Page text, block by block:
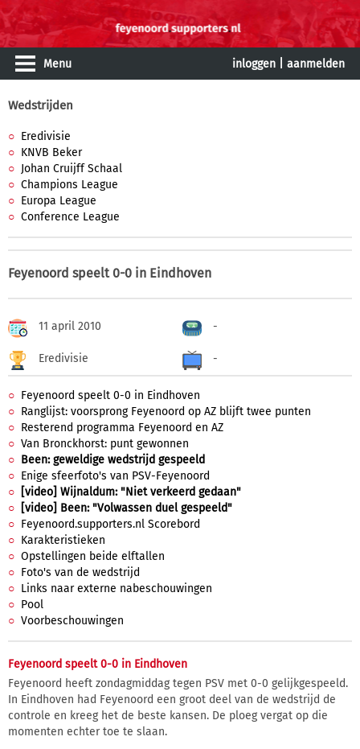
Menu inloggen aanmelden
Wedstrijden
Eredivisie
KNVB Beker
Johan Cruijff Schaal
Champions League
Europa League
Conference League
Feyenoord speelt 0-0 in Eindhoven
11 april 2010 -
Eredivisie -
Feyenoord speelt 0-0 in Eindhoven
Ranglijst: voorsprong Feyenoord op AZ blijft twee punten
Resterend programma Feyenoord en AZ
Van Bronckhorst: punt gewonnen
Been: geweldige wedstrijd gespeeld
Enige sfeerfoto's van PSV-Feyenoord
[video] Wijnaldum: "Niet verkeerd gedaan"
[video] Been: "Volwassen duel gespeeld"
Feyenoord.supporters.nl Scorebord
Karakteristieken
Opstellingen beide elftallen
Foto's van de wedstrijd
Links naar externe nabeschouwingen
Pool
Voorbeschouwingen
Feyenoord speelt 0-0 in Eindhoven
Feyenoord heeft zondagmiddag tegen PSV met 0-0 gelijkgespeeld.
In Eindhoven had Feyenoord een groot deel van de wedstrijd de
controle en kreeg het de beste kansen. De ploeg vergat op die
momenten echter toe te slaan.